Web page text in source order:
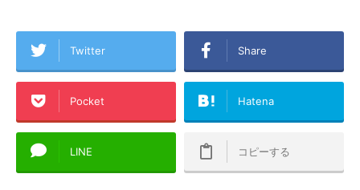
Twitter Share
Pocket Hatena
LINE コピーする